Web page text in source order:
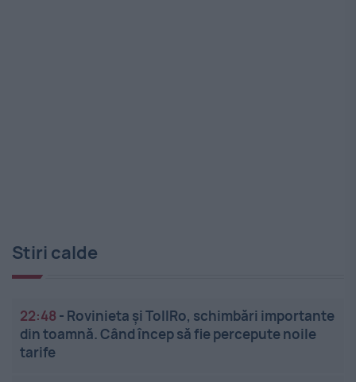
Stiri calde
22:48 - Rovinieta și TollRo, schimbări importante
din toamnă. Când încep să fie percepute noile
tarife